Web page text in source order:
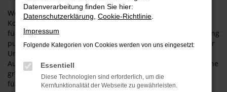
Wenn Sie einen Škoda Kamiq zu Top-Preisen und Top-
Konditionen kaufen oder mieten möchten, sind Sie bei uns
für Hannover an der richtigen Stelle. Die ASM Autovermietung
punktet mit 26 Jahren Erfahrung und ist tief im Harz und der
Umgebung verwurzelt. Nicht nur das zeichnet ASM
Autoservice Meißner für Hannover aus, zusätzlich gibt es eine
große Auswahl anŠkodaModellen. All unsere Škoda Kamiq
für Hannover glänzen mit einer Vollausstattung. Sie werden
Datenverarbeitung finden Sie hier:
Datenschutzerklärung Cookie-Richtlinie
Impressum
Folgende Kategorien von Cookies werden von uns eingesetzt:
Essentiell
Diese Technologien sind erforderlich, um die
Kernfunktionalität der Webseite zu gewährleisten.